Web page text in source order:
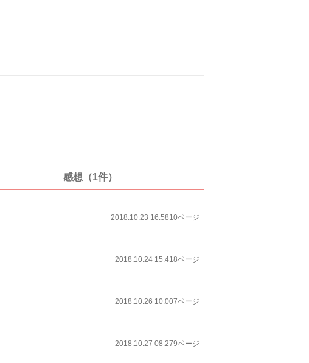
感想（1件）
2018.10.23 16:5810ページ
2018.10.24 15:418ページ
2018.10.26 10:007ページ
2018.10.27 08:279ページ